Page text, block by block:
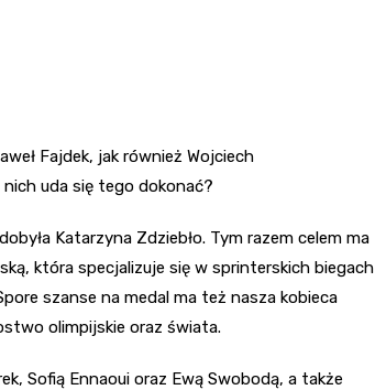
Fajdek, jak również Wojciech
nich uda się tego dokonać?
Katarzyna Zdziebło. Tym razem celem ma
która specjalizuje się w sprinterskich biegach
szanse na medal ma też nasza kobieca
olimpijskie oraz świata.
Sofią Ennaoui oraz Ewą Swobodą, a także